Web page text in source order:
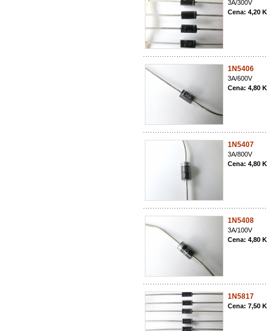
3A/300V
Cena: 4,20
1N5406
3A/600V
Cena: 4,80
1N5407
3A/800V
Cena: 4,80
1N5408
3A/100V
Cena: 4,80
1N5817
Cena: 7,50